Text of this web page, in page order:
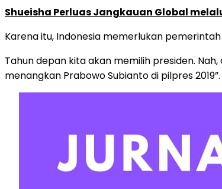
Shueisha Perluas Jangkauan Global
Karena itu, Indonesia memerlukan
Tahun depan kita akan memilih presiden.
menangkan Prabowo Subianto di pilpres 2019”.